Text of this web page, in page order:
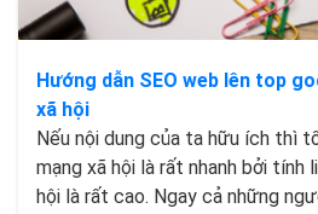
Hướng dẫn SEO web lên top
xã hội
Nếu nội dung của ta hữu ích thì
mạng xã hội là rất nhanh bởi tính
hội là rất cao. Ngay cả những